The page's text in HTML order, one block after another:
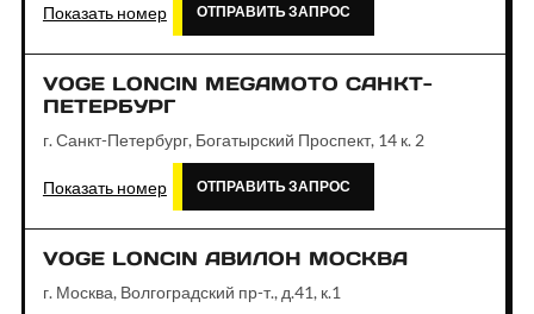
Показать номер ОТПРАВИТЬ ЗАПРОС
VOGE LONCIN MEGAMOTO САНКТ-
ПЕТЕРБУРГ
г. Санкт-Петербург, Богатырский Проспект, 14 к. 2
Показать номер ОТПРАВИТЬ ЗАПРОС
VOGE LONCIN АВИЛОН МОСКВА
г. Москва, Волгоградский пр-т., д.41, к.1